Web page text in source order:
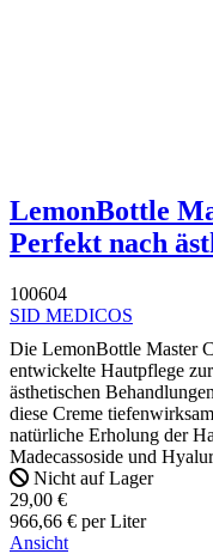
LemonBottle
Perfekt nach
100604
SID MEDICOS
Die LemonBottle Master
entwickelte Hautpflege
ästhetischen
diese Creme
natürliche Erholung der
Madecassoside und
Nicht auf Lager
29,00 €
966,66 € per Liter
Ansicht